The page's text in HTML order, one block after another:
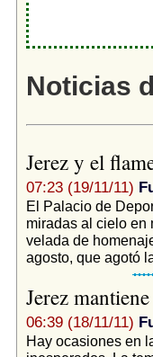
Noticias
Jerez y el
07:23 (19/11/11)
El Palacio de
miradas al cielo en
velada de
agosto, que agotó
Jerez
06:39 (18/11/11)
Hay ocasiones en